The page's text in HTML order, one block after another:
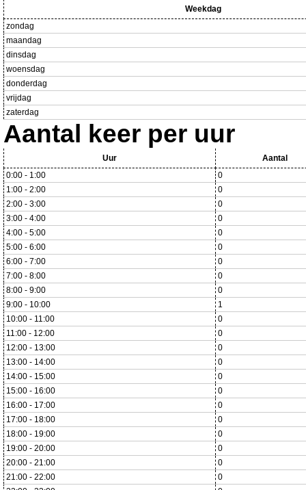
Weekdag
zondag
maandag
dinsdag
woensdag
donderdag
vrijdag
zaterdag
Aantal keer per uur
Uur
Aantal
0:00 - 1:00
0
1:00 - 2:00
0
2:00 - 3:00
0
3:00 - 4:00
0
4:00 - 5:00
0
5:00 - 6:00
0
6:00 - 7:00
0
7:00 - 8:00
0
8:00 - 9:00
0
9:00 - 10:00
1
10:00 - 11:00
0
11:00 - 12:00
0
12:00 - 13:00
0
13:00 - 14:00
0
14:00 - 15:00
0
15:00 - 16:00
0
16:00 - 17:00
0
17:00 - 18:00
0
18:00 - 19:00
0
19:00 - 20:00
0
20:00 - 21:00
0
21:00 - 22:00
0